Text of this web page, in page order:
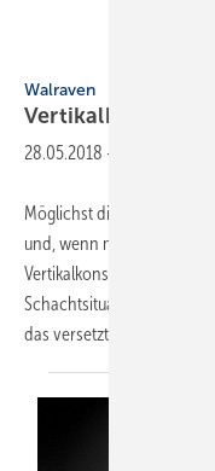
Walraven
Vertikalkonsole
28.05.2018 -
Möglichst dicht
und, wenn möglich, direkt
Vertikalkonsole von
Schachtsituationen mit
das versetzt und hochkant